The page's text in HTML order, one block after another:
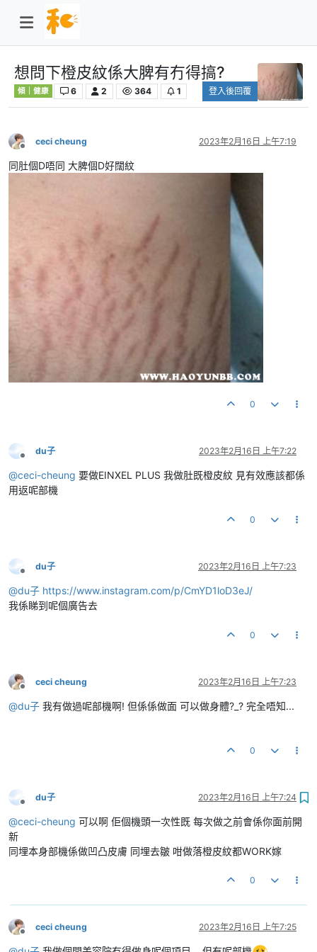
想問下橙皮紋係大脾有冇得搞?
傾｜健康 6 2 364 1 登入後回覆
離線
ceci cheung 2023年2月16日 上午7:19
同肚個D唔同 大脾個D好闊紋
0
離線
du子 2023年2月16日 上午7:22
@ceci-cheung 要做EINXEL PLUS 我做肚既橙皮紋 見有效應該都係
用返呢部機
0
離線
du子 2023年2月16日 上午7:23
@du子 https://www.instagram.com/p/CmYD1loD3eJ/
我係睇到呢個廣告去
0
離線
ceci cheung 2023年2月16日 上午7:23
@du子 我有做過呢部機啊! 但係係做面 可以做身體?_? 完全唔知...
0
離線
du子 2023年2月16日 上午7:24
@ceci-cheung 可以啊 佢個機頭一次性既 每次做之前會係你面前開
新
同埋本身部機係做凹凸皮膚 同埋去皺 咁做落橙皮紋都WORK嫁
0
離線
ceci cheung 2023年2月16日 上午7:25